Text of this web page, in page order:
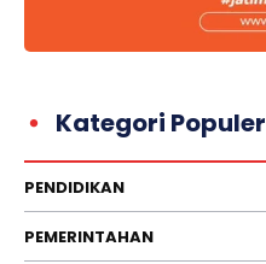
Kategori Populer
PENDIDIKAN
PEMERINTAHAN